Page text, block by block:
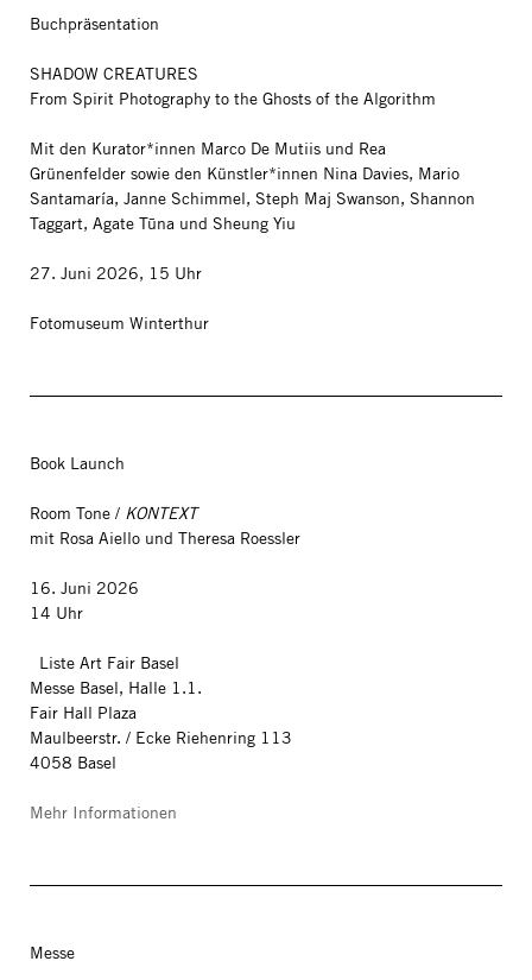
Buchpräsentation
SHADOW CREATURES
From Spirit Photography to the Ghosts of the Algorithm
Mit den Kurator*innen Marco De Mutiis und Rea
Grünenfelder sowie den Künstler*innen Nina Davies, Mario
Santamaría, Janne Schimmel, Steph Maj Swanson, Shannon
Taggart, Agate Tūna und Sheung Yiu
27. Juni 2026, 15 Uhr
Fotomuseum Winterthur
Book Launch
Room Tone / KONTEXT
mit Rosa Aiello und Theresa Roessler
16. Juni 2026
14 Uhr
Liste Art Fair Basel
Messe Basel, Halle 1.1.
Fair Hall Plaza
Maulbeerstr. / Ecke Riehenring 113
4058 Basel
Mehr Informationen
Messe